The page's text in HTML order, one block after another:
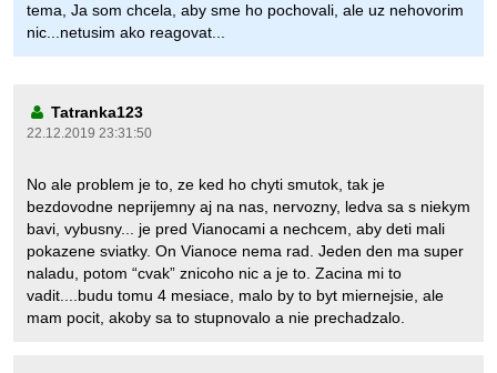
tema, Ja som chcela, aby sme ho pochovali, ale uz nehovorim
nic...netusim ako reagovat...
Tatranka123
22.12.2019 23:31:50
No ale problem je to, ze ked ho chyti smutok, tak je
bezdovodne neprijemny aj na nas, nervozny, ledva sa s niekym
bavi, vybusny... je pred Vianocami a nechcem, aby deti mali
pokazene sviatky. On Vianoce nema rad. Jeden den ma super
naladu, potom “cvak” znicoho nic a je to. Zacina mi to
vadit....budu tomu 4 mesiace, malo by to byt miernejsie, ale
mam pocit, akoby sa to stupnovalo a nie prechadzalo.